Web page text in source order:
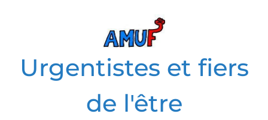
Urgentistes et fiers
de l'être